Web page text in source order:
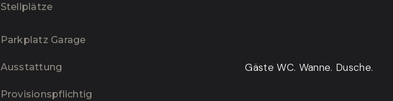
Stellplätze
Parkplatz Garage
Ausstattung Gäste WC. Wanne. Dusche.
Provisionspflichtig